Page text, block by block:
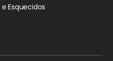
e Esquecidos